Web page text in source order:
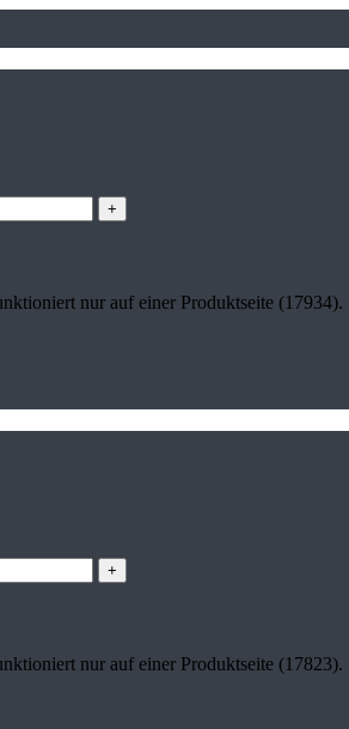
+
nur auf einer Produktseite (17934).
+
nur auf einer Produktseite (17823).